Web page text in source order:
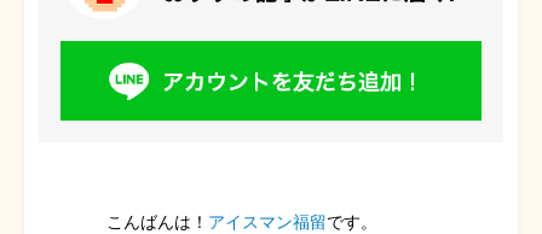
こんばんは！ アイスマン福留です。